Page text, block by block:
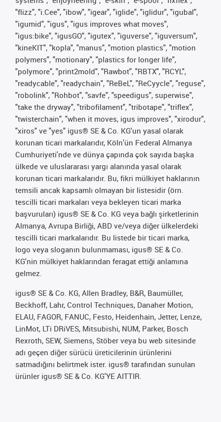
"flizz", "i.Cee", "ibow", "igear", "iglide", "iglidur", "igubal",
"igumid", "igus", "igus improves what moves",
"igus:bike", "igusGO", "igutex", "iguverse", "iguversum",
"kineKIT", "kopla", "manus", "motion plastics", "motion
polymers", "motionary", "plastics for longer life",
"polymore", "print2mold", "Rawbot", "RBTX", "RCYL",
"readycable", "readychain", "ReBeL", "ReCyycle", "reguse",
"robolink", "Rohbot", "savfe", "speedigus", superwise",
"take the dryway", "tribofilament", "tribotape", "triflex",
"twisterchain", "when it moves, igus improves", "xirodur",
"xiros" ve "yes" igus® SE & Co. KG'un yasal olarak
korunan ticari markalarıdır, Köln'ün Federal Almanya
Cumhuriyeti'nde ve dünya çapında çok sayıda başka
ülkede ve uluslararası yargı alanında yasal olarak
korunan ticari markalarıdır. Bu, fikri mülkiyet haklarının
temsili ancak kapsamlı olmayan bir listesidir (örn.
tescilli ticari markaları veya bekleyen ticari marka
başvuruları) igus® SE & Co. KG veya bağlı şirketlerinin
Almanya, Avrupa Birliği, ABD ve/veya diğer ülkelerdeki
tescilli ticari markalarıdır. Bu listede bir ticari marka,
logo veya sloganın bulunmaması, igus® SE & Co.
KG'nin mülkiyet haklarından feragat ettiği anlamına
gelmez.
igus® SE & Co. KG, Allen Bradley, B&R, Baumüller,
Beckhoff, Lahr, Control Techniques, Danaher Motion,
ELAU, FAGOR, FANUC, Festo, Heidenhain, Jetter, Lenze,
LinMot, LTi DRiVES, Mitsubishi, NUM, Parker, Bosch
Rexroth, SEW, Siemens, Stöber veya bu web sitesinde
adı geçen diğer sürücü üreticilerinin ürünlerini
satmadığını belirtmek ister. igus® tarafından sunulan
ürünler igus® SE & Co. KG'YE AITTIR.